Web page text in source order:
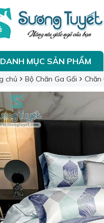
DANH MỤC SẢN PHẨM
chủ Bộ Chăn Ga Gối Chăn